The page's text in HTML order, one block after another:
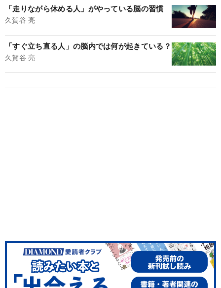
「走りながら休める人」がやっている脳の習慣
久賀谷 亮
「すぐ立ち直る人」の脳内では何が起きている？
久賀谷 亮